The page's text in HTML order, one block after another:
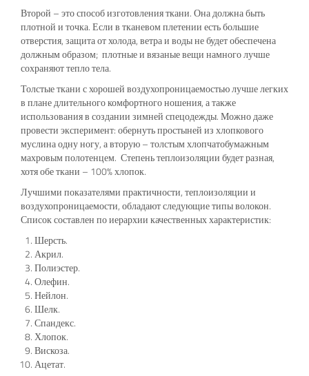
Второй – это способ изготовления ткани. Она должна быть
плотной и точка. Если в тканевом плетении есть большие
отверстия, защита от холода, ветра и воды не будет обеспечена
должным образом; плотные и вязаные вещи намного лучше
сохраняют тепло тела.
Толстые ткани с хорошей воздухопроницаемостью лучше легких
в плане длительного комфортного ношения, а также
использования в создании зимней спецодежды. Можно даже
провести эксперимент: обернуть простыней из хлопкового
муслина одну ногу, а вторую – толстым хлопчатобумажным
махровым полотенцем. Степень теплоизоляции будет разная,
хотя обе ткани – 100% хлопок.
Лучшими показателями практичности, теплоизоляции и
воздухопроницаемости, обладают следующие типы волокон.
Список составлен по иерархии качественных характеристик:
Шерсть.
Акрил.
Полиэстер.
Олефин.
Нейлон.
Шелк.
Спандекс.
Хлопок.
Вискоза.
Ацетат.